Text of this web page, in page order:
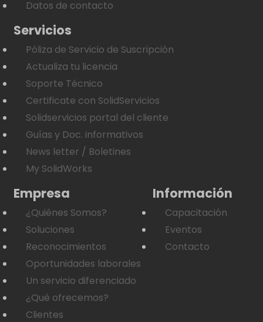
Datos de contacto
Servicios
Póliza de Servicio de Suscripción
Actualiza tu licencia
Soporte Técnico
Certificate con SolidServicios
Solidservicios portal del cliente
Guías y Doc. informativos
News letter / Boletines
My SolidWorks
Empresa
¿Quiénes Somos?
Soluciones
Reconocimientos
Oportunidades laborales
Un servicio diferenciado
¿Qué ofrecemos?
Clientes
Información
Capacitación
Eventos
Contacto